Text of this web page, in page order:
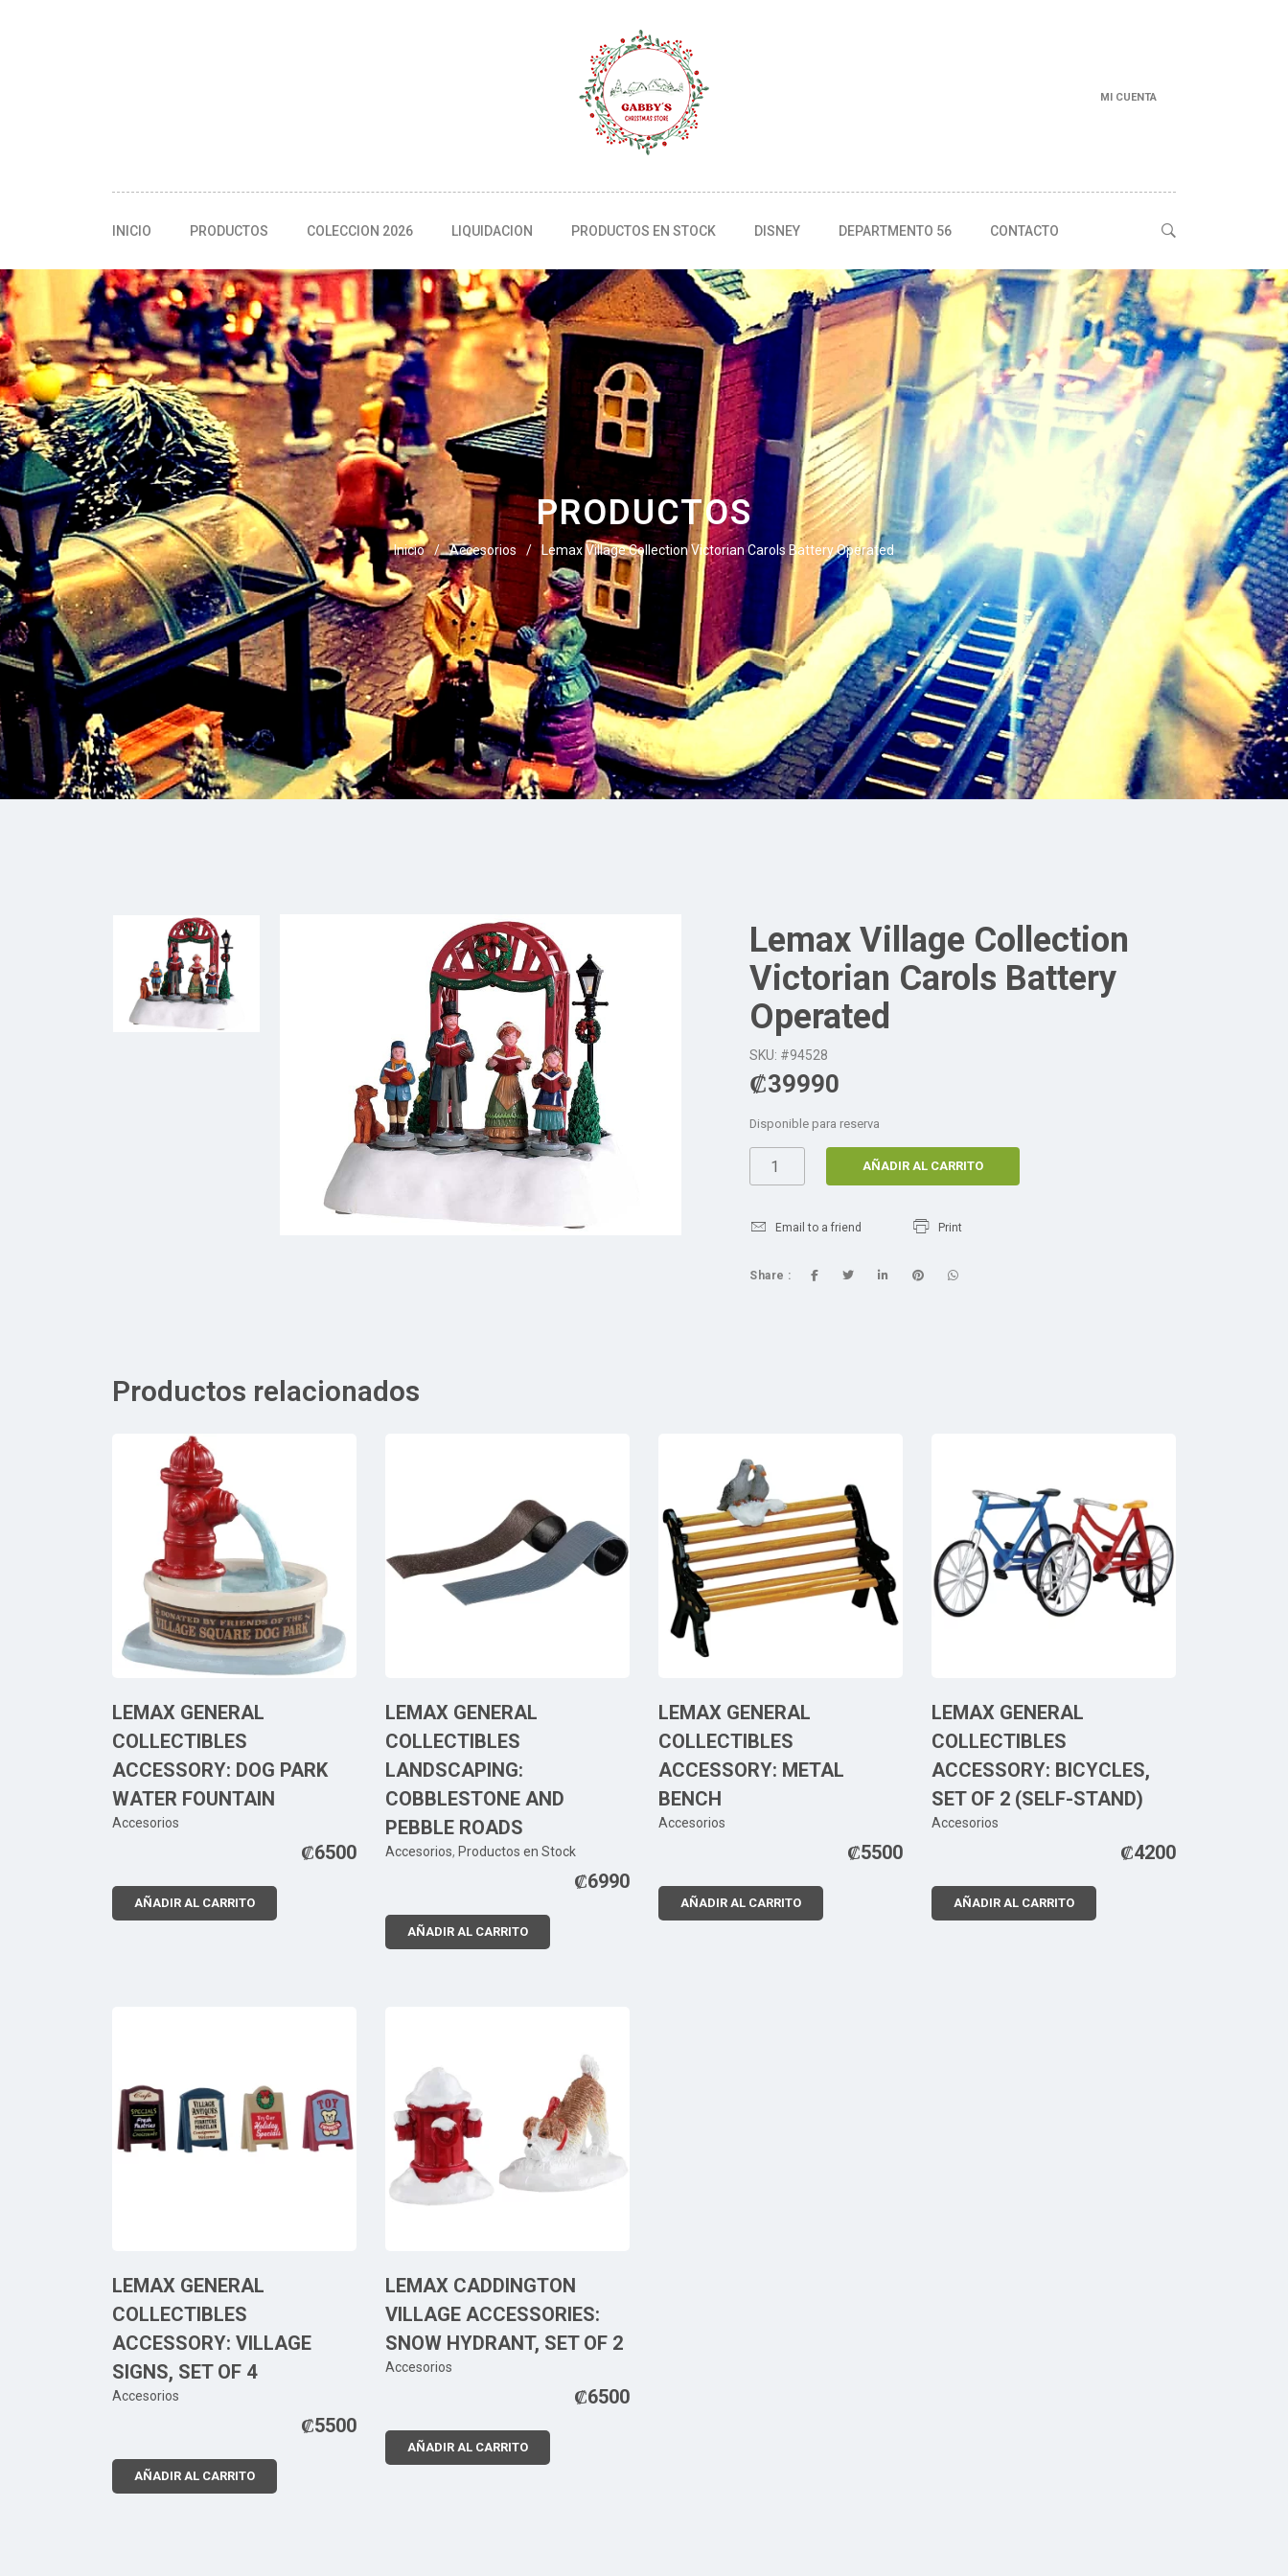
MI CUENTA
INICIO PRODUCTOS COLECCION 2026 LIQUIDACION PRODUCTOS EN STOCK DISNEY DEPARTMENTO 56 CONTACTO
PRODUCTOS
Inicio / Accesorios / Lemax Village Collection Victorian Carols Battery Operated
Lemax Village Collection
Victorian Carols Battery
Operated
SKU: #94528
₡39990
Disponible para reserva
AÑADIR AL CARRITO
Email to a friend Print
Share :
Productos relacionados
LEMAX GENERAL
COLLECTIBLES
ACCESSORY: DOG PARK
WATER FOUNTAIN
Accesorios
₡6500
AÑADIR AL CARRITO
LEMAX GENERAL
COLLECTIBLES
LANDSCAPING:
COBBLESTONE AND
PEBBLE ROADS
Accesorios, Productos en Stock
₡6990
AÑADIR AL CARRITO
LEMAX GENERAL
COLLECTIBLES
ACCESSORY: METAL
BENCH
Accesorios
₡5500
AÑADIR AL CARRITO
LEMAX GENERAL
COLLECTIBLES
ACCESSORY: BICYCLES,
SET OF 2 (SELF-STAND)
Accesorios
₡4200
AÑADIR AL CARRITO
LEMAX GENERAL
COLLECTIBLES
ACCESSORY: VILLAGE
SIGNS, SET OF 4
Accesorios
₡5500
AÑADIR AL CARRITO
LEMAX CADDINGTON
VILLAGE ACCESSORIES:
SNOW HYDRANT, SET OF 2
Accesorios
₡6500
AÑADIR AL CARRITO